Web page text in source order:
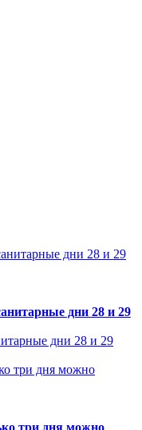
дни 28 и 29
дни 28 и 29
три дня можно